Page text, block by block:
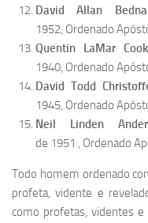
David Allan
1952, Ordenado
Quentin LaMar Cook
1940, Ordenado
David Todd
1945, Ordenado
Neil Linden
de 1951 , Ordenado
Todo homem ordenado
profeta, vidente e
como profetas, videntes